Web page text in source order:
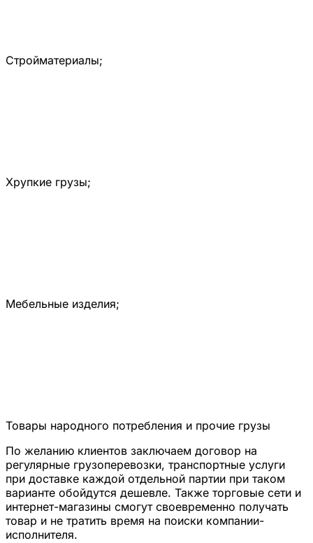
Стройматериалы;
Хрупкие грузы;
Мебельные изделия;
Товары народного потребления и прочие грузы
По желанию клиентов заключаем договор на
регулярные грузоперевозки, транспортные услуги
при доставке каждой отдельной партии при таком
варианте обойдутся дешевле. Также торговые сети и
интернет-магазины смогут своевременно получать
товар и не тратить время на поиски компании-
исполнителя.